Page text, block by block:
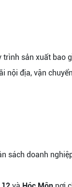
trình sản xuất bao
nội địa, vận
sách doanh